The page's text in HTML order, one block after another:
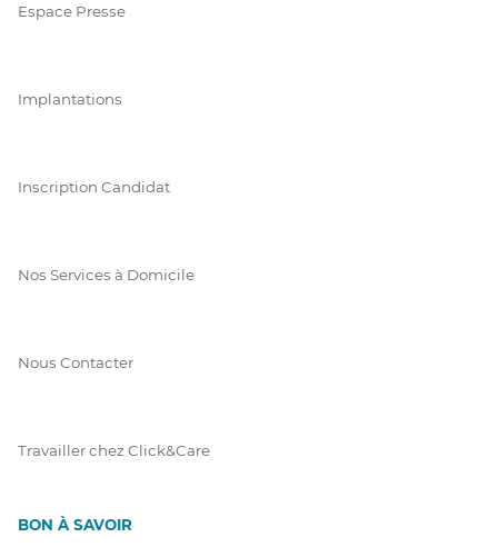
Espace Presse
Implantations
Inscription Candidat
Nos Services à Domicile
Nous Contacter
Travailler chez Click&Care
BON À SAVOIR